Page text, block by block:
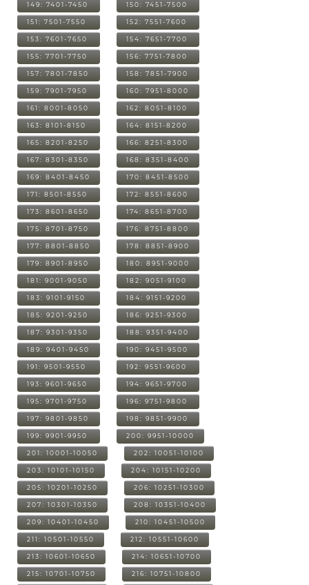
149: 7401-7450 150: 7451-7500
151: 7501-7550 152: 7551-7600
153: 7601-7650 154: 7651-7700
155: 7701-7750 156: 7751-7800
157: 7801-7850 158: 7851-7900
159: 7901-7950 160: 7951-8000
161: 8001-8050 162: 8051-8100
163: 8101-8150 164: 8151-8200
165: 8201-8250 166: 8251-8300
167: 8301-8350 168: 8351-8400
169: 8401-8450 170: 8451-8500
171: 8501-8550 172: 8551-8600
173: 8601-8650 174: 8651-8700
175: 8701-8750 176: 8751-8800
177: 8801-8850 178: 8851-8900
179: 8901-8950 180: 8951-9000
181: 9001-9050 182: 9051-9100
183: 9101-9150 184: 9151-9200
185: 9201-9250 186: 9251-9300
187: 9301-9350 188: 9351-9400
189: 9401-9450 190: 9451-9500
191: 9501-9550 192: 9551-9600
193: 9601-9650 194: 9651-9700
195: 9701-9750 196: 9751-9800
197: 9801-9850 198: 9851-9900
199: 9901-9950 200: 9951-10000
201: 10001-10050 202: 10051-10100
203: 10101-10150 204: 10151-10200
205: 10201-10250 206: 10251-10300
207: 10301-10350 208: 10351-10400
209: 10401-10450 210: 10451-10500
211: 10501-10550 212: 10551-10600
213: 10601-10650 214: 10651-10700
215: 10701-10750 216: 10751-10800